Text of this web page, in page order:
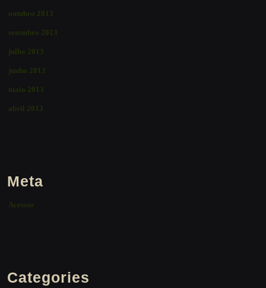
outubro 2013
setembro 2013
julho 2013
junho 2013
maio 2013
abril 2013
Meta
Acessar
Categories